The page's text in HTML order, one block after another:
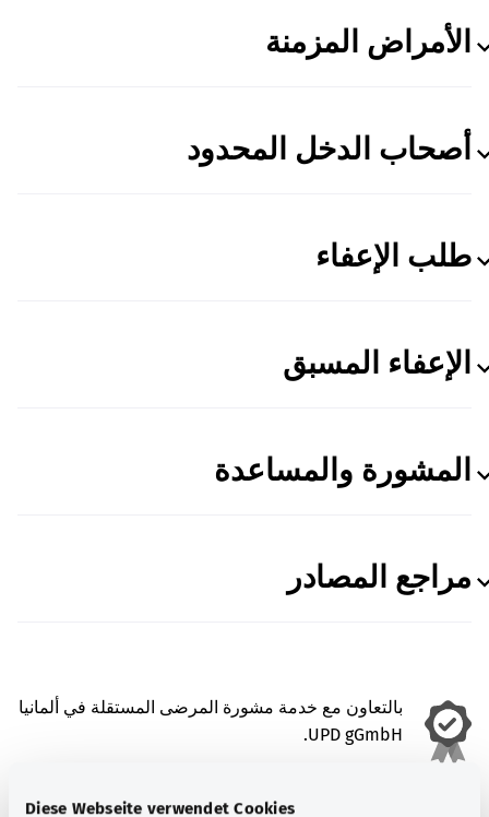
Diese Webseite verwendet Cookies
الأمراض المزمنة
أصحاب الدخل المحدود
طلب الإعفاء
الإعفاء المسبق
المشورة والمساعدة
مراجع المصادر
بالتعاون مع خدمة مشورة المرضى المستقلة في ألمانيا
UPD gGmbH.